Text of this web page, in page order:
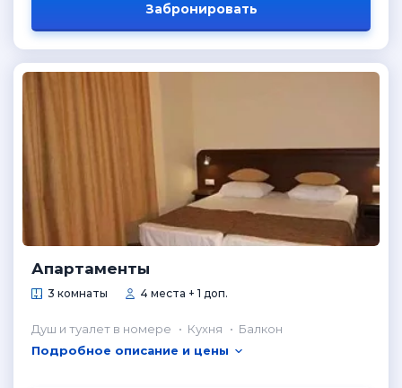
Забронировать
Апартаменты
3 комнаты 4 места + 1 доп.
Душ и туалет в номере Кухня
Балкон
Подробное описание и цены